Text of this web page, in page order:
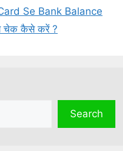
Se Bank Balance
चेक कैसे करें ?
Search